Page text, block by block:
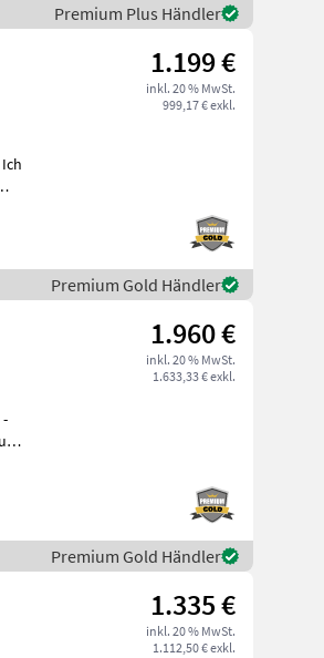
Premium Plus Händler
1.199 €
inkl. 20 % MwSt.
999,17 € exkl.
Premium Gold Händler
1.960 €
inkl. 20 % MwSt.
1.633,33 € exkl.
Premium Gold Händler
1.335 €
inkl. 20 % MwSt.
1.112,50 € exkl.